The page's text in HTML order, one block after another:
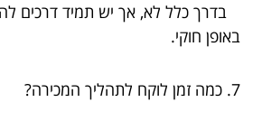
בדרך כלל לא, אך יש תמיד דרכים
באופן חוקי.
7. כמה זמן לוקח לתהליך המכירה?